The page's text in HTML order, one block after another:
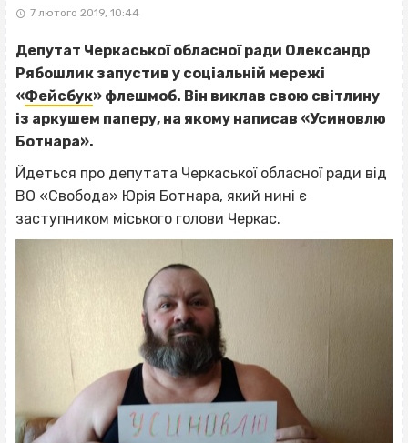
7 лютого 2019, 10:44
Депутат Черкаської обласної ради Олександр
Рябошлик запустив у соціальній мережі
«Фейсбук» флешмоб. Він виклав свою світлину
із аркушем паперу, на якому написав «Усиновлю
Ботнара».
Йдеться про депутата Черкаської обласної ради від
ВО «Свобода» Юрія Ботнара, який нині є
заступником міського голови Черкас.